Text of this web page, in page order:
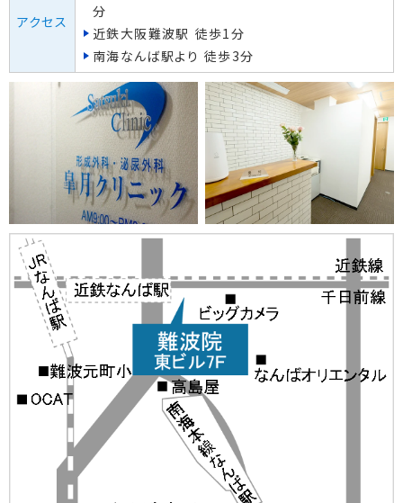
アクセス
分
近鉄大阪難波駅 徒歩1分
南海なんば駅より 徒歩3分